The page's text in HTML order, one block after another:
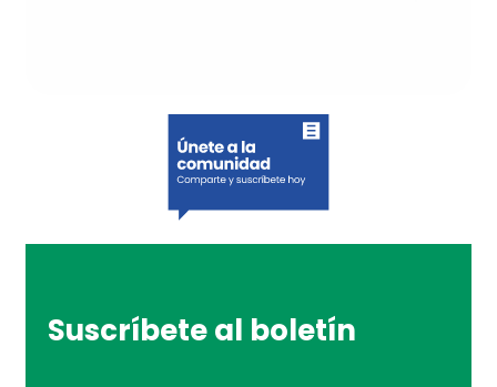
Suscríbete al boletín